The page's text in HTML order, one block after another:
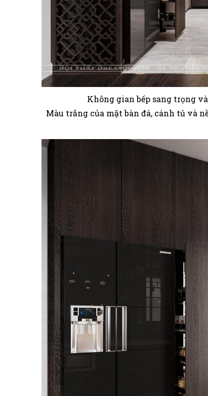
Không gian bếp sang trọng
Màu trắng của mặt bàn đá, cánh tủ và